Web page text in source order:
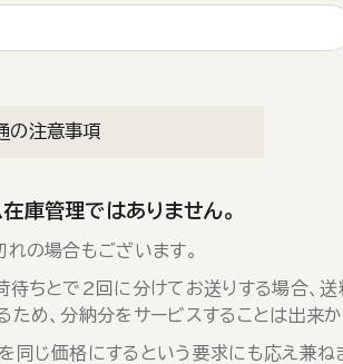
の注意事項
庫管理ではありません。
の場合もございます。
待ちとで2回に分けてお送りする場合、
ため、分納分をサービスすることは出来か
同じ価格にするという要求にも応え兼ね